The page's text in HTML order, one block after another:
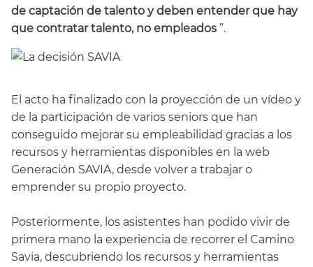
de captación de talento y deben entender que hay
que contratar talento, no empleados ”.
El acto ha finalizado con la proyección de un vídeo y
de la participación de varios seniors que han
conseguido mejorar su empleabilidad gracias a los
recursos y herramientas disponibles en la web
Generación SAVIA, desde volver a trabajar o
emprender su propio proyecto.
Posteriormente, los asistentes han podido vivir de
primera mano la experiencia de recorrer el Camino
Savia, descubriendo los recursos y herramientas